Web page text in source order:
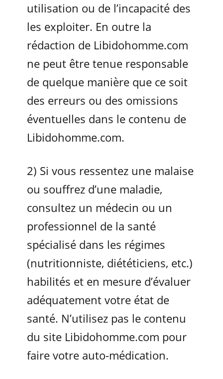
utilisation ou de l’incapacité des
les exploiter. En outre la
rédaction de Libidohomme.com
ne peut être tenue responsable
de quelque manière que ce soit
des erreurs ou des omissions
éventuelles dans le contenu de
Libidohomme.com.
2) Si vous ressentez une malaise
ou souffrez d’une maladie,
consultez un médecin ou un
professionnel de la santé
spécialisé dans les régimes
(nutritionniste, diététiciens, etc.)
habilités et en mesure d’évaluer
adéquatement votre état de
santé. N’utilisez pas le contenu
du site Libidohomme.com pour
faire votre auto-médication.